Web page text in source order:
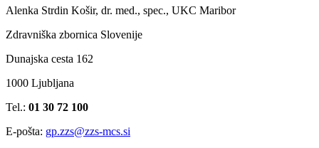
Alenka Strdin Košir, dr. med., spec., UKC Maribor
Zdravniška zbornica Slovenije
Dunajska cesta 162
1000 Ljubljana
Tel.: 01 30 72 100
E-pošta: gp.zzs@zzs-mcs.si